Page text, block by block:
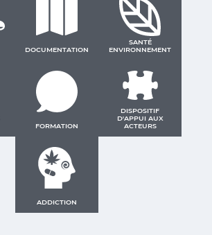
DOCUMENTATION
SANTÉ
ENVIRONNEMENT
FORMATION
DISPOSITIF
D'APPUI AUX
ACTEURS
ADDICTION